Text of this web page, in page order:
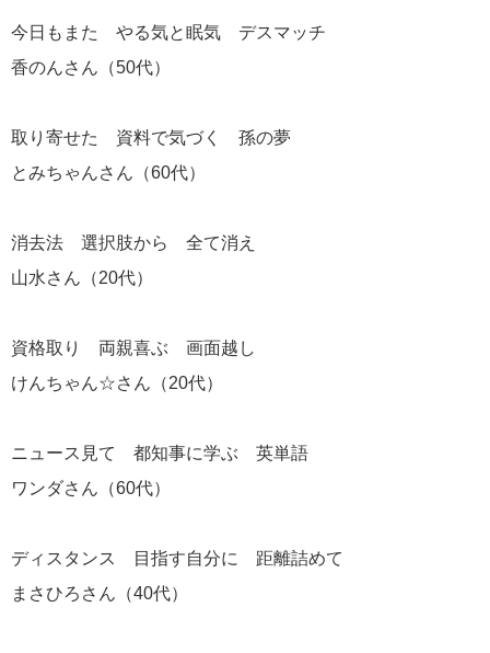
今日もまた やる気と眠気 デスマッチ
香のんさん（50代）
取り寄せた 資料で気づく 孫の夢
とみちゃんさん（60代）
消去法 選択肢から 全て消え
山水さん（20代）
資格取り 両親喜ぶ 画面越し
けんちゃん☆さん（20代）
ニュース見て 都知事に学ぶ 英単語
ワンダさん（60代）
ディスタンス 目指す自分に 距離詰めて
まさひろさん（40代）